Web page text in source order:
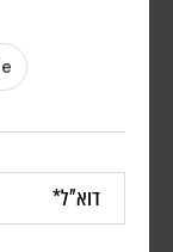
לפי הדיווחים,
המדינה